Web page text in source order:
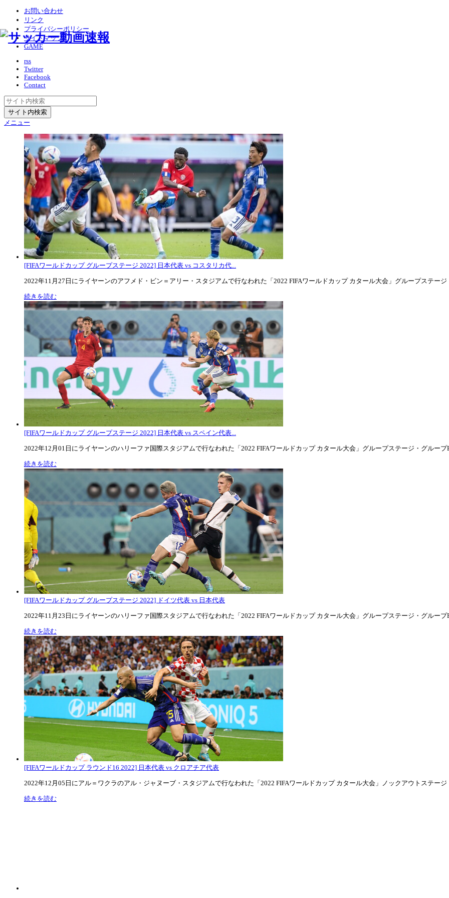
お問い合わせ
リンク
プライバシーポリシー
サイトマップ
GAME
rss
Twitter
Facebook
Contact
メニュー
[FIFAワールドカップ グループステージ 2022] 日本代表 vs コスタリカ代...
2022年11月27日にライヤーンのアフメド・ビン＝アリー・スタジアムで行なわれた「2022 FIFAワールドカップ カタール大会」グループステージ
続きを読む
[FIFAワールドカップ グループステージ 2022] 日本代表 vs スペイン代表...
2022年12月01日にライヤーンのハリーファ国際スタジアムで行なわれた「2022 FIFAワールドカップ カタール大会」グループステージ・グループ
続きを読む
[FIFAワールドカップ グループステージ 2022] ドイツ代表 vs 日本代表
2022年11月23日にライヤーンのハリーファ国際スタジアムで行なわれた「2022 FIFAワールドカップ カタール大会」グループステージ・グループ
続きを読む
[FIFAワールドカップ ラウンド16 2022] 日本代表 vs クロアチア代表
2022年12月05日にアル＝ワクラのアル・ジャヌーブ・スタジアムで行なわれた「2022 FIFAワールドカップ カタール大会」ノックアウトステージ
続きを読む